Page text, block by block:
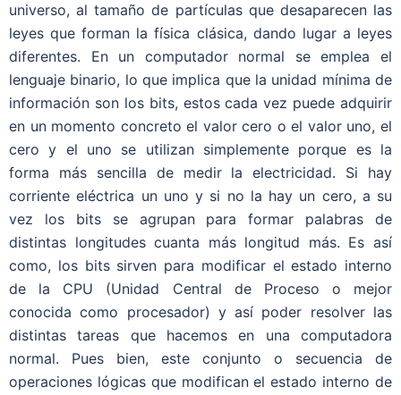
universo, al tamaño de partículas que desaparecen las
leyes que forman la física clásica, dando lugar a leyes
diferentes. En un computador normal se emplea el
lenguaje binario, lo que implica que la unidad mínima de
información son los bits, estos cada vez puede adquirir
en un momento concreto el valor cero o el valor uno, el
cero y el uno se utilizan simplemente porque es la
forma más sencilla de medir la electricidad. Si hay
corriente eléctrica un uno y si no la hay un cero, a su
vez los bits se agrupan para formar palabras de
distintas longitudes cuanta más longitud más. Es así
como, los bits sirven para modificar el estado interno
de la CPU (Unidad Central de Proceso o mejor
conocida como procesador) y así poder resolver las
distintas tareas que hacemos en una computadora
normal. Pues bien, este conjunto o secuencia de
operaciones lógicas que modifican el estado interno de